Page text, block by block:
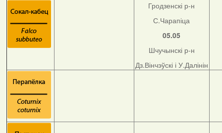
Гродзенскі р-н
С.Чарапіца
05.05
Шчучынскі р-н
Дз.Вінчэўскі і У.Далінін